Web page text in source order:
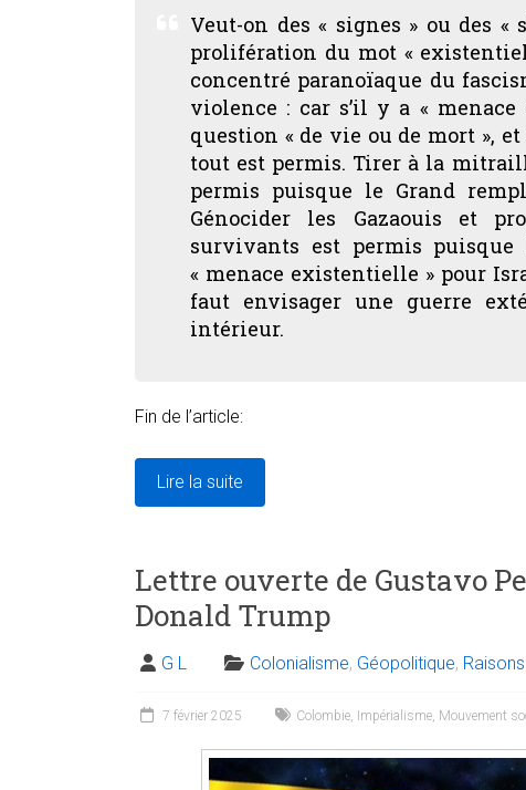
Veut-on des « signes » ou des
prolifération du mot «
concentré paranoïaque du
violence : car s’il y a «
question « de vie ou de mort »,
tout est permis. Tirer à la
permis puisque le Grand
Génocider les Gazaouis et
survivants est permis
« menace existentielle » pour
faut envisager une guerre
intérieur.
Fin de l’article:
Lire la suite
Lettre ouverte de Gustavo
Donald Trump
G L Colonialisme, Géopolitique,
7 février 2025 Colombie, Impérialisme, Mouvement